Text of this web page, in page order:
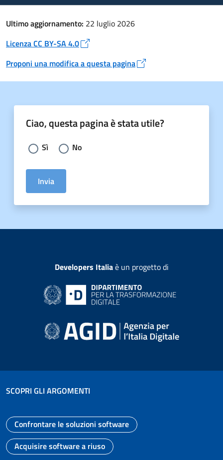
Ultimo aggiornamento: 22 luglio 2026
Licenza CC BY-SA 4.0
Apre in un nuovo tab
Proponi una modifica a questa pagina
Apre in un nuovo tab
Ciao, questa pagina è stata utile?
Scegli la risposta:
Sì No
Invia
Developers Italiaè un progetto di
SCOPRI GLI ARGOMENTI
Vai alla pagina
Confrontare le soluzioni software
Vai alla pagina
Acquisire software a riuso